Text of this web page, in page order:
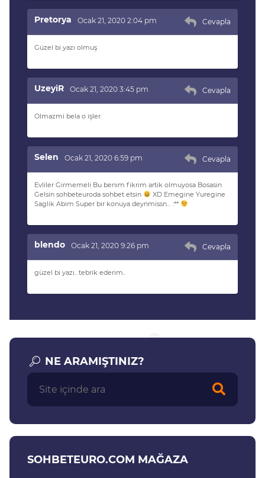
Pretorya Ocak 21, 2020 2:04 pm Cevapla
Güzel bi yazı olmuş
UzeyiR Ocak 21, 2020 3:45 pm Cevapla
Olmazmi bela o işler.
Selen Ocak 21, 2020 6:59 pm Cevapla
Evliler Girmemeli Bu benim fikrim artik olmuyosa Bosasin
Gelsin sohbeteuroda sohbet etsin
XD Emegine Yuregine
Saglik Abim Super bir konuya deynmissn… :**
blendo Ocak 21, 2020 9:26 pm Cevapla
güzel bi yazı.. tebrik ederim..
NE ARAMIŞTINIZ?
SOHBETEURO.COM MAĞAZA